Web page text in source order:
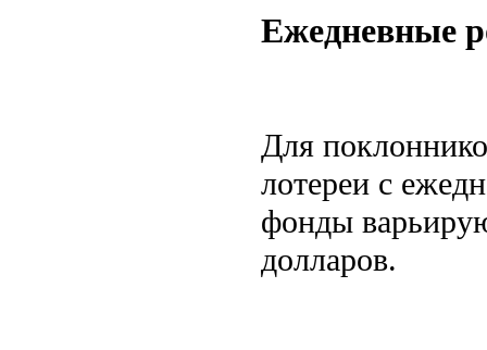
Ежедневные
Для
лотереи с
фонды
долларов.